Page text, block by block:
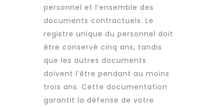
personnel et l’ensemble des
documents contractuels. Le
registre unique du personnel doit
être conservé cinq ans, tandis
que les autres documents
doivent l’être pendant au moins
trois ans. Cette documentation
garantit la défense de votre